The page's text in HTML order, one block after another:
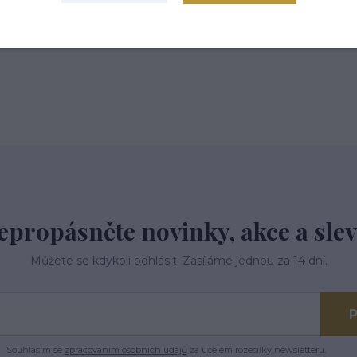
novinky, akce a
Můžete se kdykoli odhlásit. Zasíláme jednou za 14 dní.
Souhlasím se zpracováním osobních údajů za účelem rozesílky newsletteru.